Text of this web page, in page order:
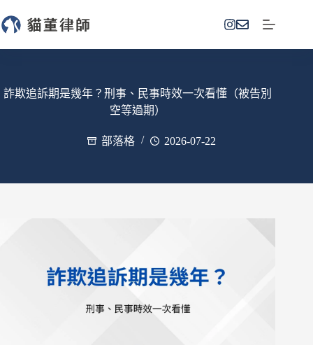
至
容詐欺追訴期是幾年？刑事、民事時效一次看懂（被告別
空等過期）
部落格 2026-07-22